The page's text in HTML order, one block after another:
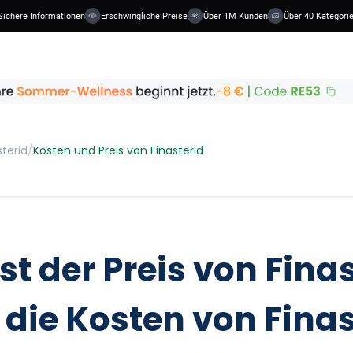
Informationen Erschwingliche Preise Über 1M Kunden Über 40 Kategorien
/Kosten und Preis von Finasterid
der Preis von
Kosten von